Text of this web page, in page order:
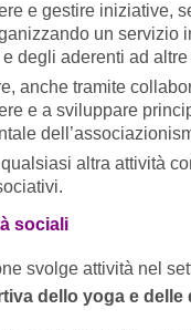
e gestire iniziative,
un servizio
degli aderenti ad
anche tramite
e a sviluppare
altra attività
sociali
svolge attività nel
dello yoga e